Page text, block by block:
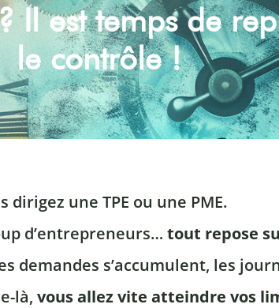
Il est temps de
le contrôle !
dirigez une TPE ou une PME.
d’entrepreneurs…tout repose
demandes s’accumulent, les
là,vous allez vite atteindre vos